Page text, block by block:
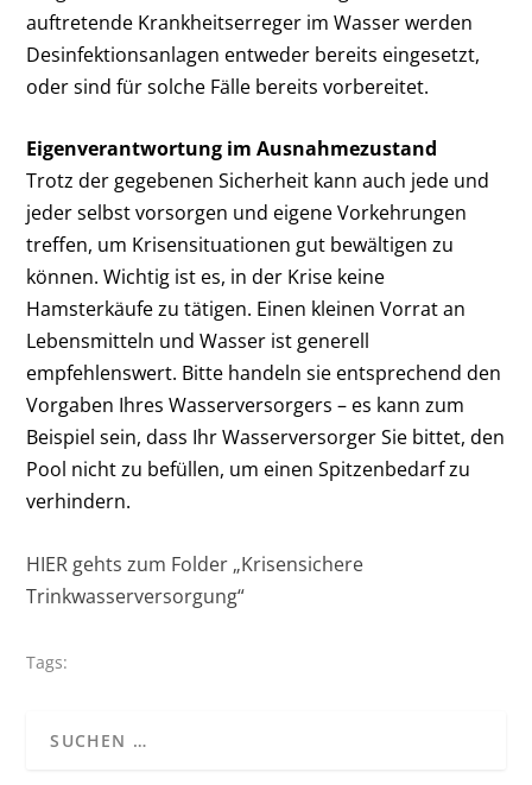
auftretende Krankheitserreger im Wasser werden
Desinfektionsanlagen entweder bereits eingesetzt,
oder sind für solche Fälle bereits vorbereitet.
Eigenverantwortung im Ausnahmezustand
Trotz der gegebenen Sicherheit kann auch jede und
jeder selbst vorsorgen und eigene Vorkehrungen
treffen, um Krisensituationen gut bewältigen zu
können. Wichtig ist es, in der Krise keine
Hamsterkäufe zu tätigen. Einen kleinen Vorrat an
Lebensmitteln und Wasser ist generell
empfehlenswert. Bitte handeln sie entsprechend den
Vorgaben Ihres Wasserversorgers – es kann zum
Beispiel sein, dass Ihr Wasserversorger Sie bittet, den
Pool nicht zu befüllen, um einen Spitzenbedarf zu
verhindern.
HIER gehts zum Folder „Krisensichere
Trinkwasserversorgung“
Tags: